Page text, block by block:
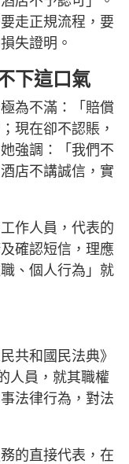
走正規流程，要
失證明。
下這口氣
為不滿：「賠償
現在卻不認賬，
強調：「我們不
店不講誠信，實
作人員，代表的
確認短信，理應
、個人行為」就
共和國民法典》
人員，就其職權
法律行為，對法
的直接代表，在